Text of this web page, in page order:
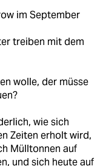
im September
treiben mit dem
wolle, der müsse
wie sich
Zeiten erholt wird,
Mülltonnen auf
und sich heute auf